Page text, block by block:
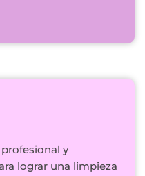
y
lograr una limpieza